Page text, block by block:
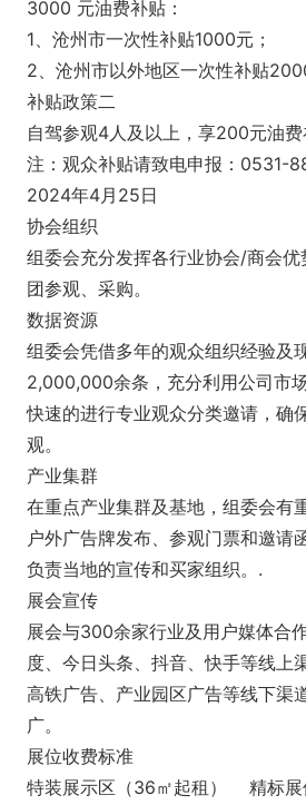
3000 元油费补贴：
1、沧州市一次性补贴1000元；
2、沧州市以外地区一次性补贴
补贴政策二
自驾参观4人及以上，享200元油费
注：观众补贴请致电申报：0531-
2024年4月25日
协会组织
组委会充分发挥各行业协会/商会优
团参观、采购。
数据资源
组委会凭借多年的观众组织经验及
2,000,000余条，充分利用公司市
快速的进行专业观众分类邀请，确
观。
产业集群
在重点产业集群及基地，组委会有
户外广告牌发布、参观门票和邀请
负责当地的宣传和买家组织。.
展会宣传
展会与300余家行业及用户媒体合
度、今日头条、抖音、快手等线上
高铁广告、产业园区广告等线下渠
广。
展位收费标准
特装展示区（36㎡起租）
精标展